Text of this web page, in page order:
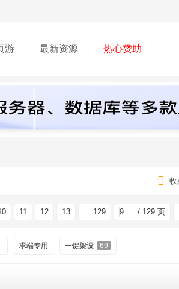
游 最新资源 热心赞助
收
11 12 13 ... 129 / 129 页
求端专用 一键架设 69